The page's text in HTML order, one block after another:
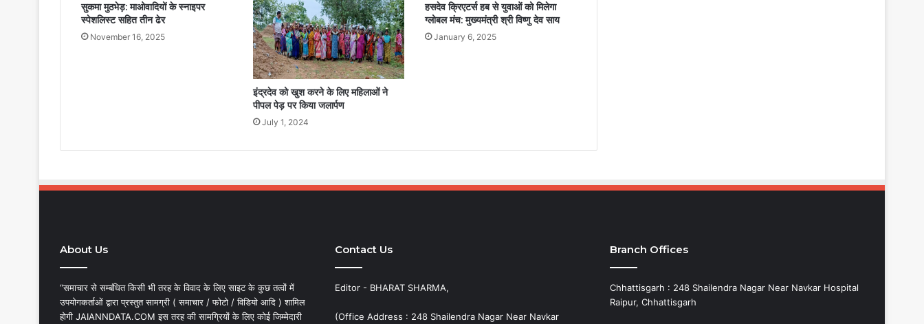
सुकमा मुठभेड़: माओवादियों के स्नाइपर
स्पेशलिस्ट सहित तीन ढेर
November 16, 2025
इंद्रदेव को खुश करने के लिए महिलाओं ने
पीपल पेड़ पर किया जलार्पण
July 1, 2024
हसदेव क्रिएटर्स हब से युवाओं को मिलेगा
ग्लोबल मंच: मुख्यमंत्री श्री विष्णु देव साय
January 6, 2025
About Us
“समाचार से सम्बंधित किसी भी तरह के विवाद के लिए साइट के कुछ तत्वों में
उपयोगकर्ताओं द्वारा प्रस्तुत सामग्री ( समाचार / फोटो / विडियो आदि ) शामिल
होगी JAIANNDATA.COM इस तरह की सामग्रियों के लिए कोई जिम्मेदारी
Contact Us
Editor - BHARAT SHARMA,
(Office Address : 248 Shailendra Nagar Near Navkar
Branch Offices
Chhattisgarh : 248 Shailendra Nagar Near Navkar Hospital
Raipur, Chhattisgarh